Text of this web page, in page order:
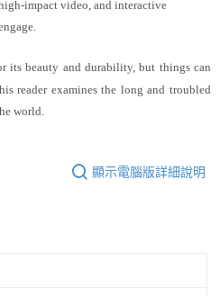
impact video, and interactive
its beauty and durability, but things can
reader examines the long and troubled
world.
顯示電腦版詳細說明